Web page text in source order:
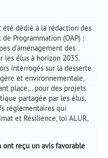
dédié à la rédaction des
Programmation (OAP) :
d’aménagement des
les élus à horizon 2035.
interrogés sur la desserte
et environnementale,
place… pour des projets
partagée par les élus,
réglementaires qui
et Résilience, loi ALUR,
ont reçu un avis favorable